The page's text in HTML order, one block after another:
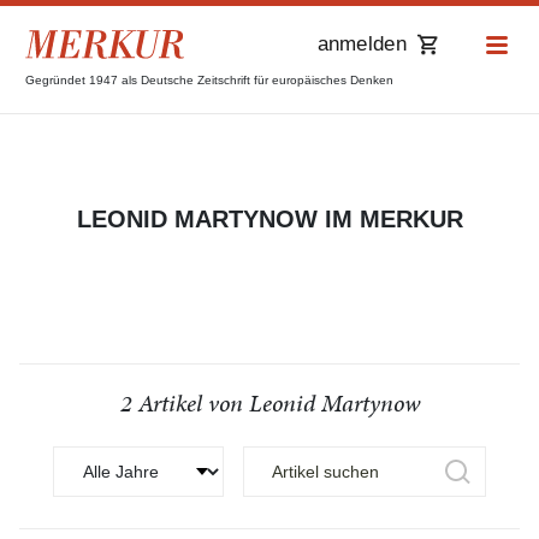
Gegründet 1947 als Deutsche Zeitschrift für europäisches Denken
anmelden
LEONID MARTYNOW IM MERKUR
2 Artikel von Leonid Martynow